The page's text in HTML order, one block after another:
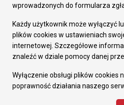
Oferty inwestycyjne
Pozostałe
Deklaracja dostępności
Dane osobowe
Dodaj opinię o witrynie
wprowadzonych do formularza
Każdy użytkownik może wyłączyć
plików cookies w ustawieniach
internetowej. Szczegółowe
znaleźć w dziale pomocy danej
Wyłączenie obsługi plików cookies
poprawność działania naszego